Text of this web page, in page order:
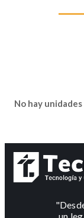
No hay